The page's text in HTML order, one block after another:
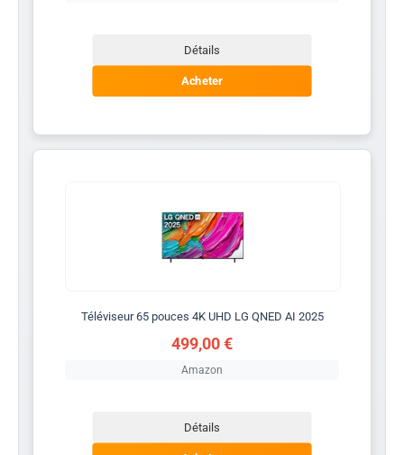
Détails
Acheter
Téléviseur 65 pouces 4K UHD LG QNED AI 2025
499,00 €
Amazon
Détails